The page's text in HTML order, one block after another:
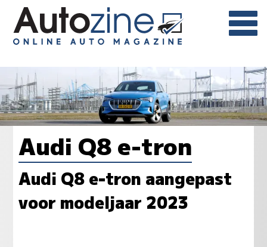
Audi Q8 e-tron
Audi Q8 e-tron aangepast
voor modeljaar 2023